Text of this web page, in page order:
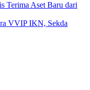
Terima Aset Baru dari
VVIP IKN, Sekda